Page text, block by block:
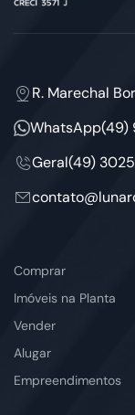
R. Marechal
WhatsApp(49)
Geral(49)
Comprar
Imóveis na Planta
Vender
Alugar
Empreendimentos